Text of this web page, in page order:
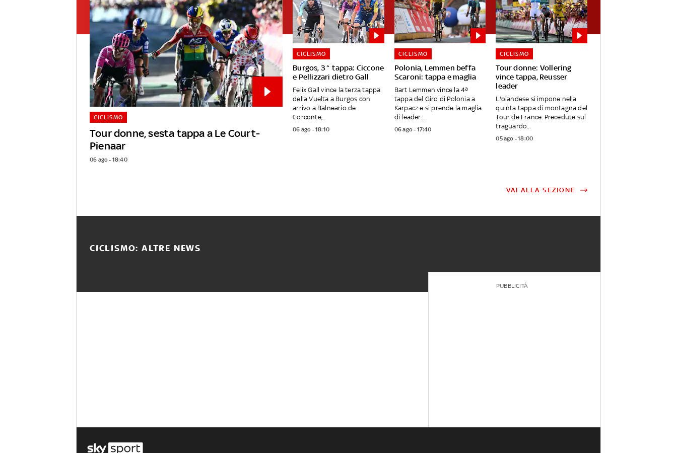
Tour donne, sesta tappa a Le Court-
Pienaar
CICLISMO
06 ago - 18:40
Burgos, 3^ tappa: Ciccone
e Pellizzari dietro Gall
CICLISMO
Felix Gall vince la terza tappa
della Vuelta a Burgos con
arrivo a Balneario de
Corconte,...
06 ago - 18:10
Polonia, Lemmen beffa
Scaroni: tappa e maglia
CICLISMO
Bart Lemmen vince la 4ª
tappa del Giro di Polonia a
Karpacz e si prende la maglia
di leader....
06 ago - 17:40
Tour donne: Vollering
vince tappa, Reusser
leader
CICLISMO
L'olandese si impone nella
quinta tappa di montagna del
Tour de France. Precedute sul
traguardo...
05 ago - 18:00
VAI ALLA SEZIONE
CICLISMO: ALTRE NEWS
PUBBLICITÀ